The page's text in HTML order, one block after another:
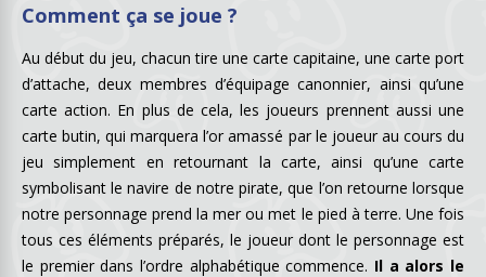
Comment ça se joue ?
Au début du jeu, chacun tire une carte capitaine, une carte port
d’attache, deux membres d’équipage canonnier, ainsi qu’une
carte action. En plus de cela, les joueurs prennent aussi une
carte butin, qui marquera l’or amassé par le joueur au cours du
jeu simplement en retournant la carte, ainsi qu’une carte
symbolisant le navire de notre pirate, que l’on retourne lorsque
notre personnage prend la mer ou met le pied à terre. Une fois
tous ces éléments préparés, le joueur dont le personnage est
le premier dans l’ordre alphabétique commence. Il a alors le